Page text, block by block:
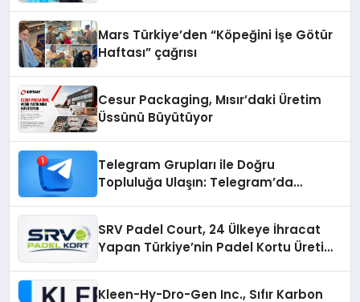
Mars Türkiye’den “Köpeğini İşe Götür
Haftası” çağrısı
Cesur Packaging, Mısır’daki Üretim
Üssünü Büyütüyor
Telegram Grupları ile Doğru
Topluluğa Ulaşın: Telegram’da
SRV Padel Court, 24 Ülkeye İhracat
Yapan Türkiye’nin Padel Kortu Üretim
Kleen-Hy-Dro-Gen Inc., Sıfır Karbon